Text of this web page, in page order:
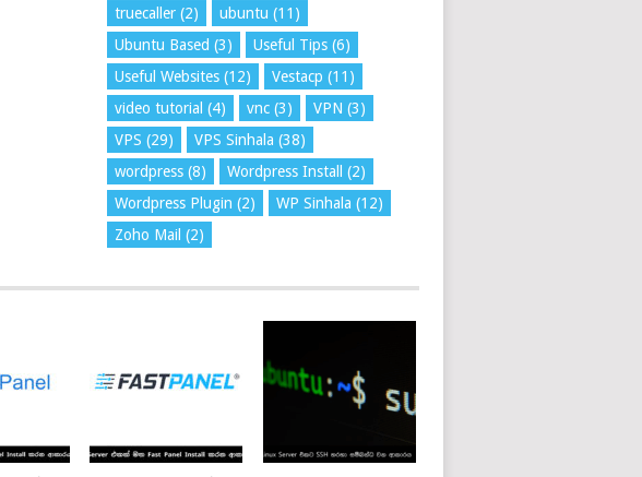
truecaller (2) ubuntu (11)
Ubuntu Based (3) Useful Tips (6)
Useful Websites (12) Vestacp (11)
video tutorial (4) vnc (3) VPN (3)
VPS (29) VPS Sinhala (38)
wordpress (8) Wordpress Install
(2)
Wordpress Plugin (2) WP Sinhala (12)
Zoho Mail (2)